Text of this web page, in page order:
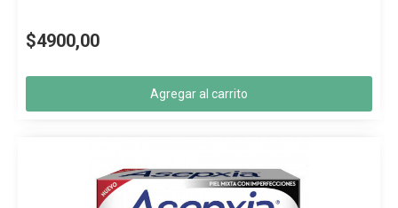
$4900,00
Agregar al carrito